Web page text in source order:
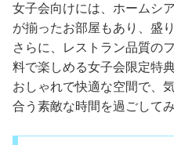
女子会向けには、ホームシ
が揃ったお部屋もあり、盛
さらに、レストラン品質の
料で楽しめる女子会限定特
おしゃれで快適な空間で、
合う素敵な時間を過ごして